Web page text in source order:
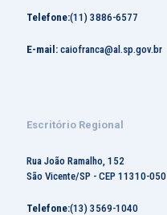
Telefone:(11) 3886-6577
E-mail: caiofranca@al.sp.gov.br
Escritório Regional
Rua João Ramalho, 152
São Vicente/SP - CEP 11310-050
Telefone:(13) 3569-1040